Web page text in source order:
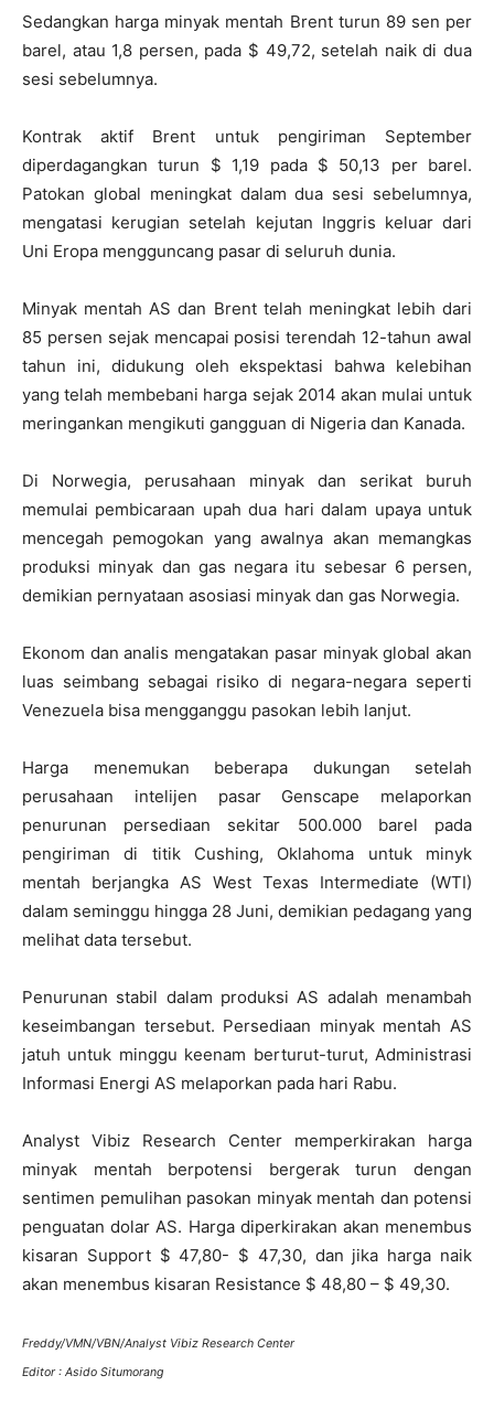
Sedangkan harga minyak mentah Brent turun 89 sen per
barel, atau 1,8 persen, pada $ 49,72, setelah naik di dua
sesi sebelumnya.
Kontrak aktif Brent untuk pengiriman September
diperdagangkan turun $ 1,19 pada $ 50,13 per barel.
Patokan global meningkat dalam dua sesi sebelumnya,
mengatasi kerugian setelah kejutan Inggris keluar dari
Uni Eropa mengguncang pasar di seluruh dunia.
Minyak mentah AS dan Brent telah meningkat lebih dari
85 persen sejak mencapai posisi terendah 12-tahun awal
tahun ini, didukung oleh ekspektasi bahwa kelebihan
yang telah membebani harga sejak 2014 akan mulai untuk
meringankan mengikuti gangguan di Nigeria dan Kanada.
Di Norwegia, perusahaan minyak dan serikat buruh
memulai pembicaraan upah dua hari dalam upaya untuk
mencegah pemogokan yang awalnya akan memangkas
produksi minyak dan gas negara itu sebesar 6 persen,
demikian pernyataan asosiasi minyak dan gas Norwegia.
Ekonom dan analis mengatakan pasar minyak global akan
luas seimbang sebagai risiko di negara-negara seperti
Venezuela bisa mengganggu pasokan lebih lanjut.
Harga menemukan beberapa dukungan setelah
perusahaan intelijen pasar Genscape melaporkan
penurunan persediaan sekitar 500.000 barel pada
pengiriman di titik Cushing, Oklahoma untuk minyk
mentah berjangka AS West Texas Intermediate (WTI)
dalam seminggu hingga 28 Juni, demikian pedagang yang
melihat data tersebut.
Penurunan stabil dalam produksi AS adalah menambah
keseimbangan tersebut. Persediaan minyak mentah AS
jatuh untuk minggu keenam berturut-turut, Administrasi
Informasi Energi AS melaporkan pada hari Rabu.
Analyst Vibiz Research Center memperkirakan harga
minyak mentah berpotensi bergerak turun dengan
sentimen pemulihan pasokan minyak mentah dan potensi
penguatan dolar AS. Harga diperkirakan akan menembus
kisaran Support $ 47,80- $ 47,30, dan jika harga naik
akan menembus kisaran Resistance $ 48,80 – $ 49,30.
Freddy/VMN/VBN/Analyst Vibiz Research Center
Editor : Asido Situmorang